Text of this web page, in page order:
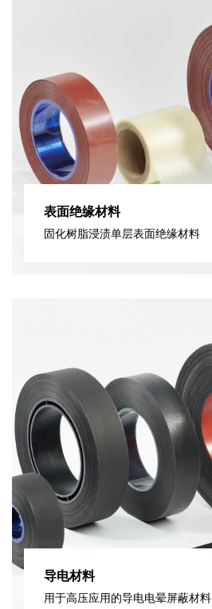
表面绝缘材料
固化树脂浸渍单层表面绝缘材料
导电材料
用于高压应用的导电电晕屏蔽材料